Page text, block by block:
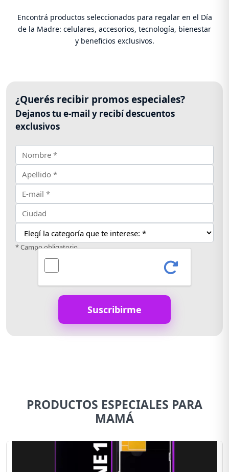
Encontrá productos seleccionados para regalar en el Día
de la Madre: celulares, accesorios, tecnología, bienestar
y beneficios exclusivos.
¿Querés recibir promos especiales?
Dejanos tu e-mail y recibí descuentos
exclusivos
* Campo obligatorio
Suscribirme
PRODUCTOS ESPECIALES PARA
MAMÁ